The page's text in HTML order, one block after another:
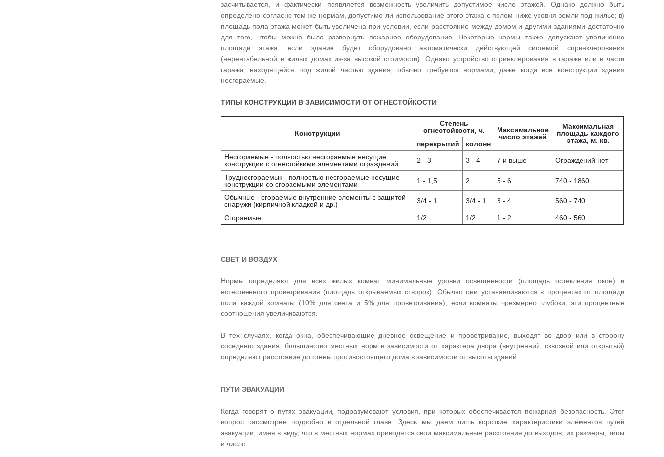
засчитывается, и фактически появляется возможность увеличить допустимое число этажей. Однако должно быть
определено согласно тем же нормам, допустимо ли использование этого этажа с полом ниже уровня земли под жилье; в)
площадь пола этажа может быть увеличена при условии, если расстояние между домом и другими зданиями достаточно
для того, чтобы можно было развернуть пожарное оборудование. Некоторые нормы также допускают увеличение
площади этажа, если здание будет оборудовано автоматически действующей системой спринклерования
(нерентабельной в жилых домах из-за высокой стоимости). Однако устройство спринклерования в гараже или в части
гаража, находящейся под жилой частью здания, обычно требуется нормами, даже когда все конструкции здания
несгораемые.
ТИПЫ КОНСТРУКЦИИ В ЗАВИСИМОСТИ ОТ ОГНЕСТОЙКОСТИ
Конструкции
Степень
огнестойкости, ч.
Максимальное
число этажей
Максимальная
площадь каждого
этажа, м. кв.
перекрытий
колонн
Несгораемые - полностью несгораемые несущие
конструкции с огнестойкими элементами ограждений
2 - 3 3 - 4 7 и выше Ограждений нет
Трудносгораемык - полностью несгораемые несущие
конструкции со сгораемыми элементами
1 - 1,5 2 5 - 6 740 - 1860
Обычные - сгораемые внутренние элементы с защитой
снаружи (кирпичной кладкой и др.)
3/4 - 1 3/4 - 1 3 - 4 560 - 740
Сгораемые 1/2 1/2 1 - 2 460 - 560
СВЕТ И ВОЗДУХ
Нормы определяют для всех жилых комнат минимальные уровни освещенности (площадь остекления окон) и
естественного проветривания (площадь открываемых створок). Обычно они устанавливаются в процентах от площади
пола каждой комнаты (10% для света и 5% для проветривания); если комнаты чрезмерно глубоки, эти процентные
соотношения увеличиваются.
В тех случаях, когда окна, обеспечивающие дневное освещение и проветривание, выходят во двор или в сторону
соседнего здания, большинство местных норм в зависимости от характера двора (внутренний, сквозной или открытый)
определяют расстояние до стены противостоящего дома в зависимости от высоты зданий.
ПУТИ ЭВАКУАЦИИ
Когда говорят о путях эвакуации, подразумевают условия, при которых обеспечивается пожарная безопасность. Этот
вопрос рассмотрен подробно в отдельной главе. Здесь мы даем лишь короткие характеристики элементов путей
эвакуации, имея в виду, что в местных нормах приводятся свои максимальные расстояния до выходов, их размеры, типы
и число.